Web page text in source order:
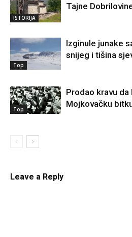
ISTORIJA
Tajne
Top
Izginule junake
snijeg i tišina
Top
Prodao kravu
Mojkovačku
Leave a Reply